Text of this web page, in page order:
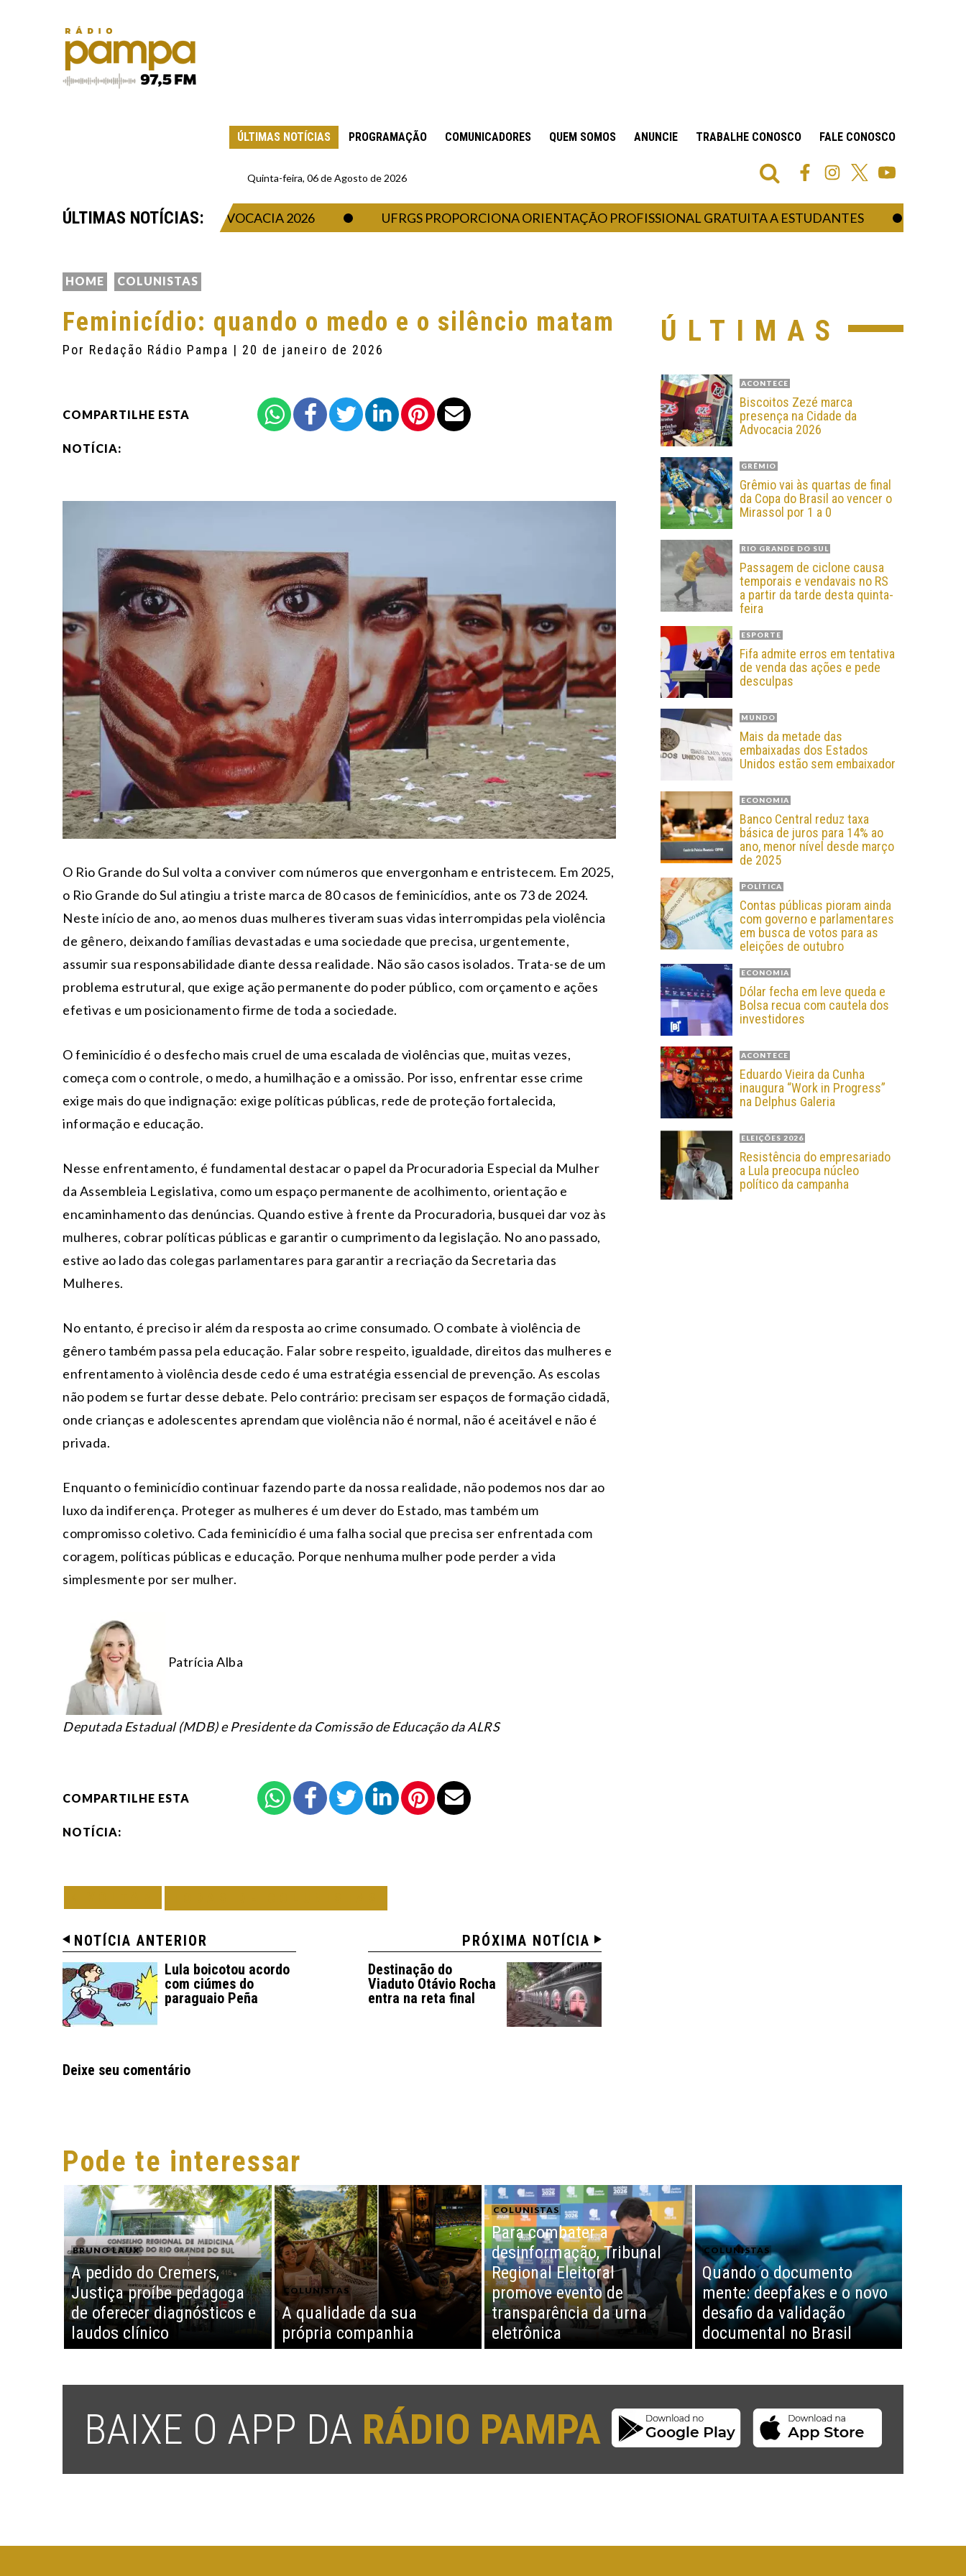
ÚLTIMAS NOTÍCIAS PROGRAMAÇÃO COMUNICADORES QUEM SOMOS ANUNCIE TRABALHE CONOSCO FALE CONOSCO
Quinta-feira, 06 de Agosto de 2026
ÚLTIMAS NOTÍCIAS:
NA CIDADE DA ADVOCACIA 2026 UFRGS PROPORCIONA ORIENTAÇÃO PROFISSIONAL GRATUITA A ESTUDANTES
HOME COLUNISTAS
Feminicídio: quando o medo e o silêncio matam
Por Redação Rádio Pampa | 20 de janeiro de 2026
COMPARTILHE ESTA
NOTÍCIA:
O Rio Grande do Sul volta a conviver com números que envergonham e entristecem. Em 2025,
o Rio Grande do Sul atingiu a triste marca de 80 casos de feminicídios, ante os 73 de 2024.
Neste início de ano, ao menos duas mulheres tiveram suas vidas interrompidas pela violência
de gênero, deixando famílias devastadas e uma sociedade que precisa, urgentemente,
assumir sua responsabilidade diante dessa realidade. Não são casos isolados. Trata-se de um
problema estrutural, que exige ação permanente do poder público, com orçamento e ações
efetivas e um posicionamento firme de toda a sociedade.
O feminicídio é o desfecho mais cruel de uma escalada de violências que, muitas vezes,
começa com o controle, o medo, a humilhação e a omissão. Por isso, enfrentar esse crime
exige mais do que indignação: exige políticas públicas, rede de proteção fortalecida,
informação e educação.
Nesse enfrentamento, é fundamental destacar o papel da Procuradoria Especial da Mulher
da Assembleia Legislativa, como um espaço permanente de acolhimento, orientação e
encaminhamento das denúncias. Quando estive à frente da Procuradoria, busquei dar voz às
mulheres, cobrar políticas públicas e garantir o cumprimento da legislação. No ano passado,
estive ao lado das colegas parlamentares para garantir a recriação da Secretaria das
Mulheres.
No entanto, é preciso ir além da resposta ao crime consumado. O combate à violência de
gênero também passa pela educação. Falar sobre respeito, igualdade, direitos das mulheres e
enfrentamento à violência desde cedo é uma estratégia essencial de prevenção. As escolas
não podem se furtar desse debate. Pelo contrário: precisam ser espaços de formação cidadã,
onde crianças e adolescentes aprendam que violência não é normal, não é aceitável e não é
privada.
Enquanto o feminicídio continuar fazendo parte da nossa realidade, não podemos nos dar ao
luxo da indiferença. Proteger as mulheres é um dever do Estado, mas também um
compromisso coletivo. Cada feminicídio é uma falha social que precisa ser enfrentada com
coragem, políticas públicas e educação. Porque nenhuma mulher pode perder a vida
simplesmente por ser mulher.
Patrícia Alba
Deputada Estadual (MDB) e Presidente da Comissão de Educação da ALRS
COMPARTILHE ESTA
NOTÍCIA:
NOTÍCIA ANTERIOR
Lula boicotou acordo
com ciúmes do
paraguaio Peña
PRÓXIMA NOTÍCIA
Destinação do
Viaduto Otávio Rocha
entra na reta final
Deixe seu comentário
ÚLTIMAS
ACONTECE
Biscoitos Zezé marca
presença na Cidade da
Advocacia 2026
GRÊMIO
Grêmio vai às quartas de final
da Copa do Brasil ao vencer o
Mirassol por 1 a 0
RIO GRANDE DO SUL
Passagem de ciclone causa
temporais e vendavais no RS
a partir da tarde desta quinta-
feira
ESPORTE
Fifa admite erros em tentativa
de venda das ações e pede
desculpas
MUNDO
Mais da metade das
embaixadas dos Estados
Unidos estão sem embaixador
ECONOMIA
Banco Central reduz taxa
básica de juros para 14% ao
ano, menor nível desde março
de 2025
POLÍTICA
Contas públicas pioram ainda
com governo e parlamentares
em busca de votos para as
eleições de outubro
ECONOMIA
Dólar fecha em leve queda e
Bolsa recua com cautela dos
investidores
ACONTECE
Eduardo Vieira da Cunha
inaugura “Work in Progress”
na Delphus Galeria
ELEIÇÕES 2026
Resistência do empresariado
a Lula preocupa núcleo
político da campanha
Pode te interessar
BRUNO LAUX
A pedido do Cremers,
Justiça proíbe pedagoga
de oferecer diagnósticos e
laudos clínico
COLUNISTAS
A qualidade da sua
própria companhia
COLUNISTAS
Para combater a
desinformação, Tribunal
Regional Eleitoral
promove evento de
transparência da urna
eletrônica
COLUNISTAS
Quando o documento
mente: deepfakes e o novo
desafio da validação
documental no Brasil
BAIXE O APP DA RÁDIO PAMPA